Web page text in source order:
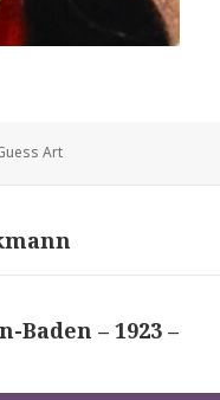
Art
Baden – 1923 –